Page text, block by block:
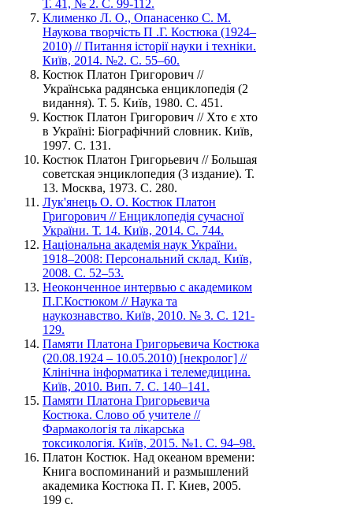
Т. 41, № 2. С. 99-112.
Клименко Л. О., Опанасенко С. М.
Наукова творчість П .Г. Костюка (1924–
2010) // Питання історії науки і техніки.
Київ, 2014. №2. С. 55–60.
Костюк Платон Григорович //
Українська радянська енциклопедія (2
видання). Т. 5. Київ, 1980. С. 451.
Костюк Платон Григорович // Хто є хто
в Україні: Біографічний словник. Київ,
1997. С. 131.
Костюк Платон Григорьевич // Большая
советская энциклопедия (3 издание). Т.
13. Москва, 1973. С. 280.
Лук'янець О. О. Костюк Платон
Григорович // Енциклопедія сучасної
України. Т. 14. Київ, 2014. С. 744.
Національна академія наук України.
1918–2008: Персональний склад. Київ,
2008. С. 52–53.
Неоконченное интервью с академиком
П.Г.Костюком // Наука та
наукознавство. Київ, 2010. № 3. С. 121-
129.
Памяти Платона Григорьевича Костюка
(20.08.1924 – 10.05.2010) [некролог] //
Клінічна інформатика і телемедицина.
Київ, 2010. Вип. 7. С. 140–141.
Памяти Платона Григорьевича
Костюка. Слово об учителе //
Фармакологія та лікарська
токсикологія. Київ, 2015. №1. С. 94–98.
Платон Костюк. Над океаном времени:
Книга воспоминаний и размышлений
академика Костюка П. Г. Киев, 2005.
199 с.